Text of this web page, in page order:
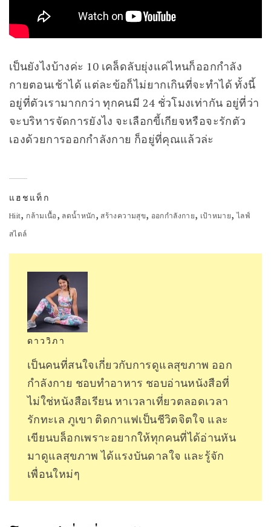
เป็นยังไงบ้างค่ะ 10 เคล็ดลับยุ่งแค่ไหนก็ออกกำลัง
กายตอนเช้าได้ แต่ละข้อก็ไม่ยากเกินที่จะทำได้ ทั้งนี้
อยู่ที่ตัวเรามากกว่า ทุกคนมี 24 ชั่วโมงเท่ากัน อยู่ที่ว่า
จะบริหารจัดการยังไง จะเลือกขี้เกียจหรือจะรักตัว
เองด้วยการออกกำลังกาย ก็อยู่ที่คุณแล้วล่ะ
แฮชแท็ก
Hiit, กล้ามเนื้อ, ลดน้ำหนัก, สร้างความสุข, ออกกำลังกาย, เป้าหมาย,ไลฟ์
สไตล์
ดาววิภา
เป็นคนที่สนใจเกี่ยวกับการดูแลสุขภาพ ออก
กำลังกาย ชอบทำอาหาร ชอบอ่านหนังสือที่
ไม่ใช่หนังสือเรียน หาเวลาเที่ยวตลอดเวลา
รักทะเล ภูเขา ติดกาแฟเป็นชีวิตจิตใจ และ
เขียนบล็อกเพราะอยากให้ทุกคนที่ได้อ่านหัน
มาดูแลสุขภาพ ได้แรงบันดาลใจ และรู้จัก
เพื่อนใหม่ๆ